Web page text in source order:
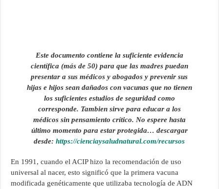
Este documento contiene la suficiente evidencia
científica (más de 50) para que las madres puedan
presentar a sus médicos y abogados y prevenir sus
hijas e hijos sean dañados con vacunas que no tienen
los suficientes estudios de seguridad como
corresponde. Tambien sirve para educar a los
médicos sin pensamiento crítico. No espere hasta
último momento para estar protegida… descargar
desde:https://cienciaysaludnatural.com/recursos
En 1991, cuando el ACIP hizo la recomendación de uso
universal al nacer, esto significó que la primera vacuna
modificada genéticamente que utilizaba tecnología de ADN